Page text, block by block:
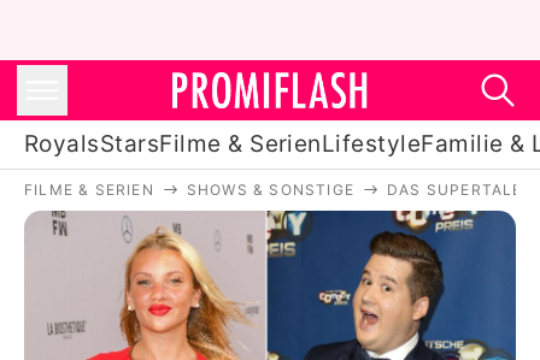
RoyalsStarsFilme & SerienLifestyleFamilie &
Royals
Filme & Serien
FILME & SERIEN SHOWS & SONSTIGE DAS